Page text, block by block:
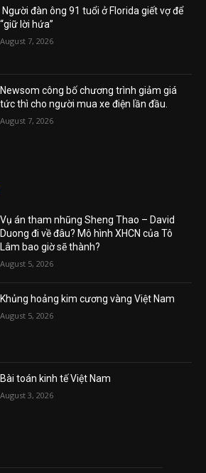
Người đàn ông 91 tuổi ở Florida giết vợ để
“giữ lời hứa”
August 7, 2026
Newsom công bố chương trình giảm giá
tức thì cho người mua xe điện lần đầu.
August 7, 2026
Vụ án tham nhũng Sheng Thao – David
Duong đi về đâu? Mô hình XHCN của Tô
Lâm bao giờ sẽ thành?
August 5, 2026
Khủng hoảng kim cương vàng Việt Nam
August 5, 2026
Bài toán kinh tế Việt Nam
August 3, 2026